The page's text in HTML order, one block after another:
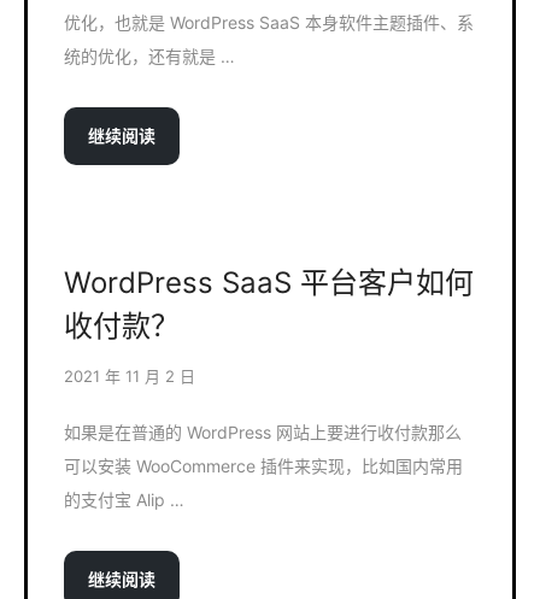
优化，也就是 WordPress SaaS 本身软件主题插件、系
统的优化，还有就是 …
继续阅读
WordPress SaaS 平台客户如何
收付款？
2021 年 11 月 2 日
如果是在普通的 WordPress 网站上要进行收付款那么
可以安装 WooCommerce 插件来实现，比如国内常用
的支付宝 Alip …
继续阅读